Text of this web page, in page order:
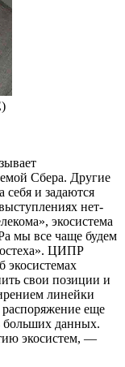
Сбера. Другие
и задаются
нет-
экосистема
мы все чаще будем
ЦИПР
экосистемах
свои позиции и
линейки
еще
данных.
экосистем, —